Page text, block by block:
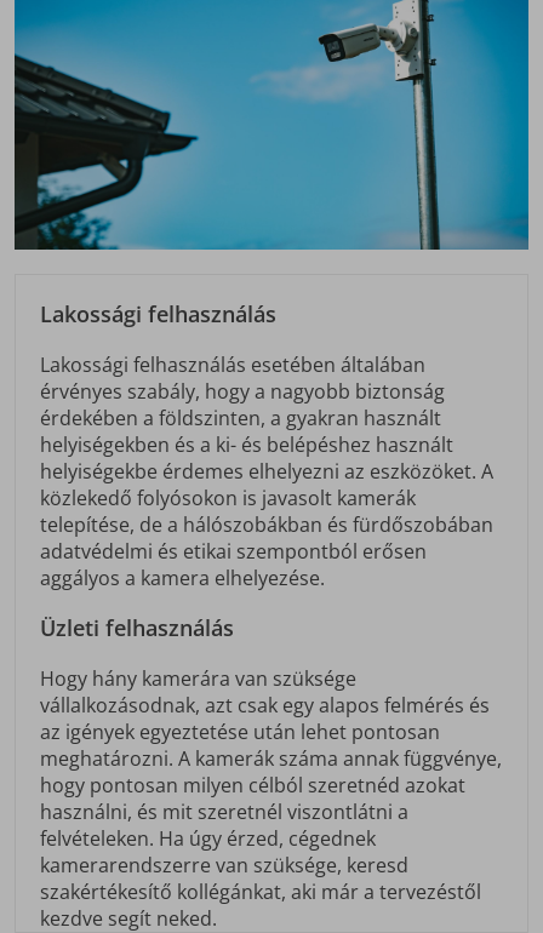
Lakossági felhasználás
Lakossági felhasználás esetében általában
érvényes szabály, hogy a nagyobb biztonság
érdekében a földszinten, a gyakran használt
helyiségekben és a ki- és belépéshez használt
helyiségekbe érdemes elhelyezni az eszközöket. A
közlekedő folyósokon is javasolt kamerák
telepítése, de a hálószobákban és fürdőszobában
adatvédelmi és etikai szempontból erősen
aggályos a kamera elhelyezése.
Üzleti felhasználás
Hogy hány kamerára van szüksége
vállalkozásodnak, azt csak egy alapos felmérés és
az igények egyeztetése után lehet pontosan
meghatározni. A kamerák száma annak függvénye,
hogy pontosan milyen célból szeretnéd azokat
használni, és mit szeretnél viszontlátni a
felvételeken. Ha úgy érzed, cégednek
kamerarendszerre van szüksége, keresd
szakértékesítő kollégánkat, aki már a tervezéstől
kezdve segít neked.